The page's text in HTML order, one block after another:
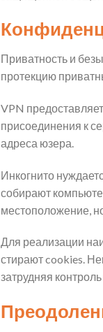
Приватность и
протекцию
VPN
присоединения к
адреса юзера.
Инкогнито
собирают
местоположение,
Для реализации
стирают cookies.
затрудняя